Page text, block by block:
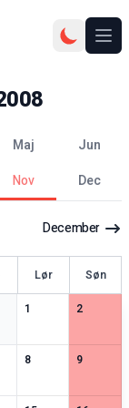
maj
jun
nov dec
December
Lør Søn
datoer
10 særlige datoer
2
0særlige
datoer
8
0særlige datoer
9
0særlige